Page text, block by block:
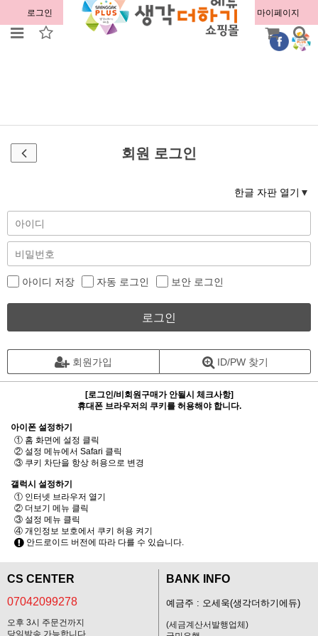
로그인 회원가입 주문조회 마이페이지
회원 로그인
한글 자판 열기
아이디 저장 자동 로그인 보안 로그인
로그인
회원가입 ID/PW 찾기
[로그인/비회원구매가 안될시 체크사항]
휴대폰 브라우저의 쿠키를 허용해야 합니다.
아이폰 설정하기
① 홈 화면에 설정 클릭
② 설정 메뉴에서 Safari 클릭
③ 쿠키 차단을 항상 허용으로 변경
갤럭시 설정하기
① 인터넷 브라우저 열기
② 더보기 메뉴 클릭
③ 설정 메뉴 클릭
④ 개인정보 보호에서 쿠키 허용 켜기
안드로이드 버전에 따라 다를 수 있습니다.
CS CENTER
07042099278
오후 3시 주문건까지
당일발송 가능합니다
BANK INFO
예금주 : 오세욱(생각더하기에듀)
(세금계산서발행업체)